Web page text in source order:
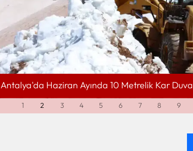
Antalya'da Haziran Ayında 10 Metrelik Kar
1 2 3 4 5 6 7 8 9